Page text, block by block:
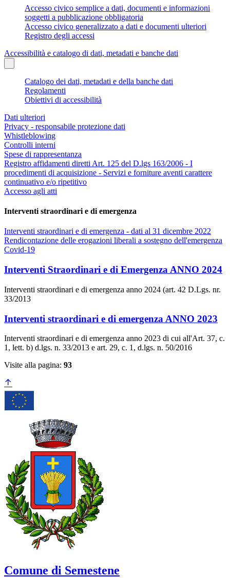
Accesso civico semplice a dati, documenti e informazioni
soggetti a pubblicazione obbligatoria
Accesso civico generalizzato a dati e documenti ulteriori
Registro degli accessi
Accessibilità e catalogo di dati, metadati e banche dati
Catalogo dei dati, metadati e della banche dati
Regolamenti
Obiettivi di accessibilità
Dati ulteriori
Privacy - responsabile protezione dati
Whistleblowing
Controlli interni
Spese di rappresentanza
Registro affidamenti diretti Art. 125 del D.lgs 163/2006 - I
procedimenti di acquisizione - Servizi e forniture aventi carattere
continuativo e/o ripetitivo
Accesso agli atti
Interventi straordinari e di emergenza
Interventi straordinari e di emergenza - dati al 31 dicembre 2022
Rendicontazione delle erogazioni liberali a sostegno dell'emergenza
Covid-19
Interventi Straordinari e di Emergenza ANNO 2024
Interventi straordinari e di emergenza anno 2024 (art. 42 D.Lgs. nr.
33/2013
Interventi straordinari e di emergenza ANNO 2023
Interventi straordinari e di emergenza anno 2023 di cui all'Art. 37, c.
1, lett. b) d.lgs. n. 33/2013 e art. 29, c. 1, d.lgs. n. 50/2016
Visite alla pagina: 93
Comune di Semestene